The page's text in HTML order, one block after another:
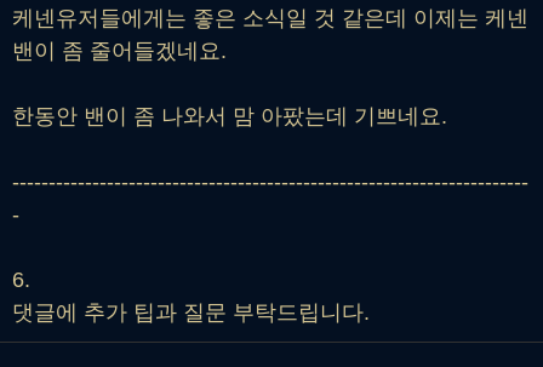
케넨유저들에게는 좋은 소식일 것 같은데 이제는 케넨
밴이 좀 줄어들겠네요.
한동안 밴이 좀 나와서 맘 아팠는데 기쁘네요.
-----------------------------------------------------------------------
-
6.
댓글에 추가 팁과 질문 부탁드립니다.